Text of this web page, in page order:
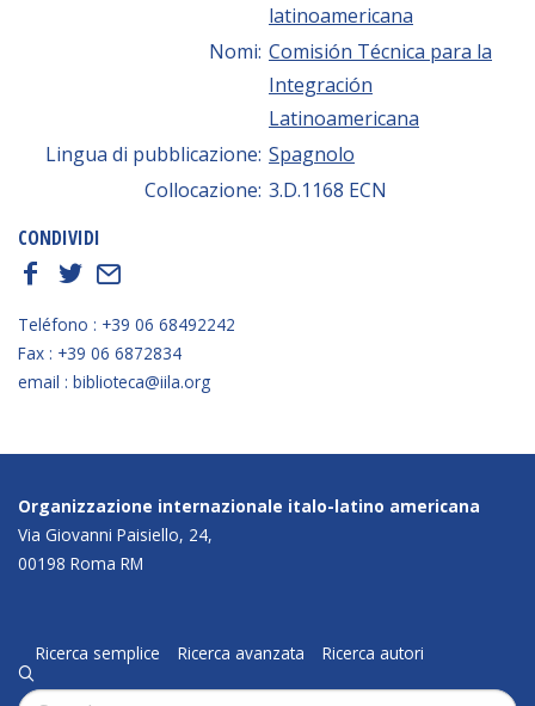
latinoamericana
Nomi: Comisión Técnica para la
Integración
Latinoamericana
Lingua di pubblicazione: Spagnolo
Collocazione: 3.D.1168 ECN
CONDIVIDI
f
t E
Teléfono : +39 06 68492242
Fax : +39 06 6872834
email : biblioteca@iila.org
Organizzazione internazionale italo-latino americana
Via Giovanni Paisiello, 24,
00198 Roma RM
Ricerca semplice Ricerca avanzata Ricerca autori
q